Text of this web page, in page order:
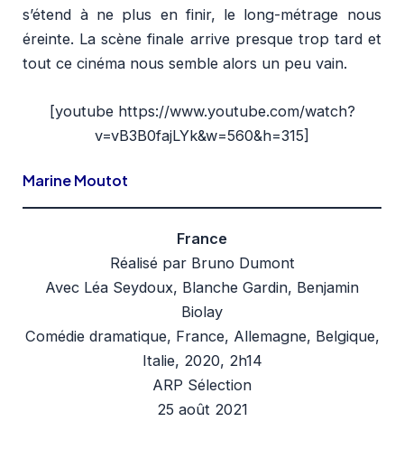
s’étend à ne plus en finir, le long-métrage nous
éreinte. La scène finale arrive presque trop tard et
tout ce cinéma nous semble alors un peu vain.
[youtube https://www.youtube.com/watch?
v=vB3B0fajLYk&w=560&h=315]
Marine Moutot
France
Réalisé par Bruno Dumont
Avec Léa Seydoux, Blanche Gardin, Benjamin
Biolay
Comédie dramatique, France, Allemagne, Belgique,
Italie, 2020, 2h14
ARP Sélection
25 août 2021